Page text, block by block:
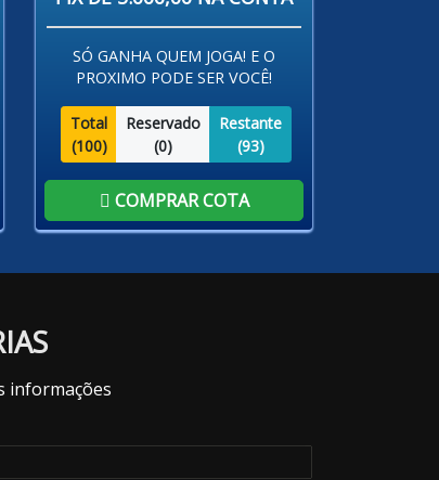
SÓ GANHA QUEM JOGA! E O
PROXIMO PODE SER VOCÊ!
Total
(100)
Reservado
(0)
Restante
(93)
COMPRAR COTA
informações